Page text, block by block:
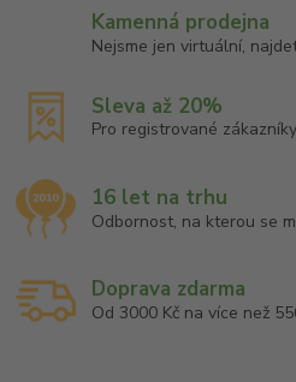
Kamenná prodejna
Nejsme jen virtuální,
Sleva až 20%
Pro registrované zákazníky
16 let na trhu
Odbornost, na kterou se
Doprava zdarma
Od 3000 Kč na více než